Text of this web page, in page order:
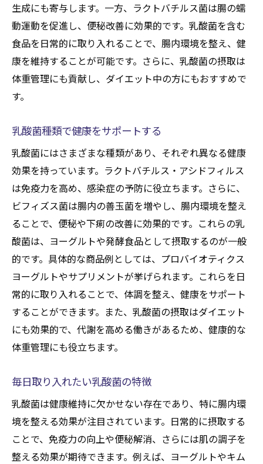
生成にも寄与します。一方、ラクトバチルス菌は腸の蠕
動運動を促進し、便秘改善に効果的です。乳酸菌を含む
食品を日常的に取り入れることで、腸内環境を整え、健
康を維持することが可能です。さらに、乳酸菌の摂取は
体重管理にも貢献し、ダイエット中の方にもおすすめで
す。
乳酸菌種類で健康をサポートする
乳酸菌にはさまざまな種類があり、それぞれ異なる健康
効果を持っています。ラクトバチルス・アシドフィルス
は免疫力を高め、感染症の予防に役立ちます。さらに、
ビフィズス菌は腸内の善玉菌を増やし、腸内環境を整え
ることで、便秘や下痢の改善に効果的です。これらの乳
酸菌は、ヨーグルトや発酵食品として摂取するのが一般
的です。具体的な商品例としては、プロバイオティクス
ヨーグルトやサプリメントが挙げられます。これらを日
常的に取り入れることで、体調を整え、健康をサポート
することができます。また、乳酸菌の摂取はダイエット
にも効果的で、代謝を高める働きがあるため、健康的な
体重管理にも役立ちます。
毎日取り入れたい乳酸菌の特徴
乳酸菌は健康維持に欠かせない存在であり、特に腸内環
境を整える効果が注目されています。日常的に摂取する
ことで、免疫力の向上や便秘解消、さらには肌の調子を
整える効果が期待できます。例えば、ヨーグルトやキム